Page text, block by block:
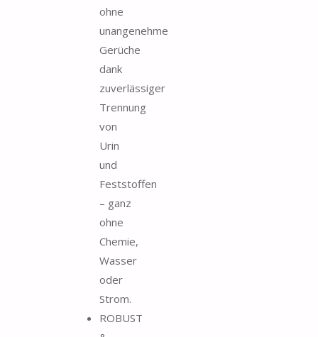
ohne
unangenehme
Gerüche
dank
zuverlässiger
Trennung
von
Urin
und
Feststoffen
– ganz
ohne
Chemie,
Wasser
oder
Strom.
ROBUST